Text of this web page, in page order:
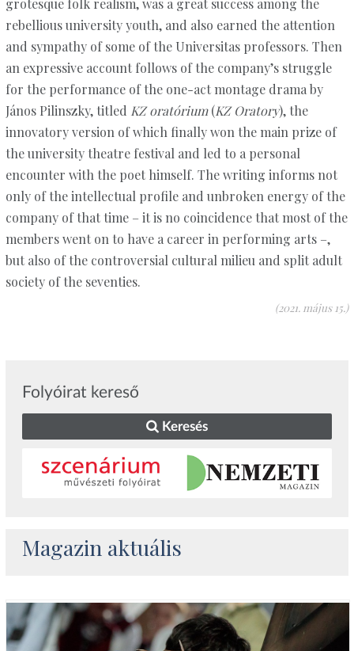
grotesque folk realism, was a great success among the
rebellious university youth, and also earned the attention
and sympathy of some of the Universitas professors. Then
an expressive account follows of the company’s struggle
for the performance of the one-act montage drama by
János Pilinszky, titled KZ oratórium(KZ Oratory), the
innovatory version of which finally won the main prize of
the university theatre festival and led to a personal
encounter with the poet himself. The writing informs not
only of the intellectual profile and unbroken energy of the
company of that time – it is no coincidence that most of the
members went on to have a career in performing arts –,
but also of the controversial cultural milieu and split adult
society of the seventies.
(2021. május 15.)
Folyóirat kereső
Keresés
Magazin aktuális